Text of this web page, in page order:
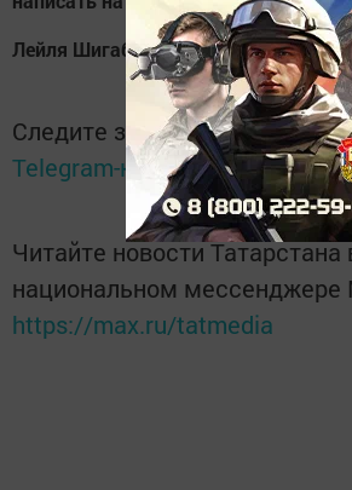
Лейля Шигабиева.
Следите за самым важным
Telegram-каналеТатмедиа
Читайте новости Татарстана
национальном мессенджере
https://max.ru/tatmedia